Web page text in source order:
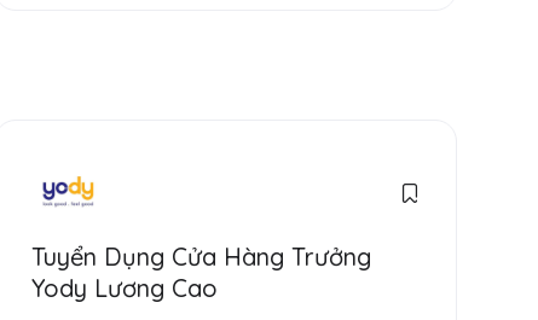
Tuyển Dụng Cửa Hàng Trưởng
Yody Lương Cao